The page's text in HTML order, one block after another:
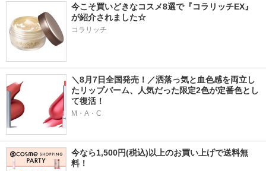
今こそ買いどきなコスメ8選で『コラリッチEX』
が紹介されました☆
コラリッチ
＼8月7日全国発売！／洒落っ気と血色感を両立し
たリップバーム、人気だった限定2色が定番色とし
て復活！
M・A・C
今なら1,500円(税込)以上のお買い上げで送料無
料！